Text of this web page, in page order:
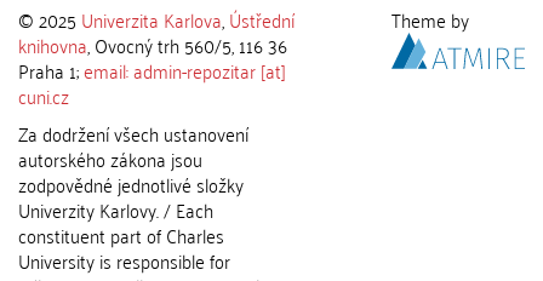
© 2025 Univerzita Karlova,Ústřední
knihovna, Ovocný trh 560/5, 116 36
Praha 1;email: admin-repozitar [at]
cuni.cz
Za dodržení všech ustanovení
autorského zákona jsou
zodpovědné jednotlivé složky
Univerzity Karlovy. / Each
constituent part of Charles
University is responsible for
Theme by